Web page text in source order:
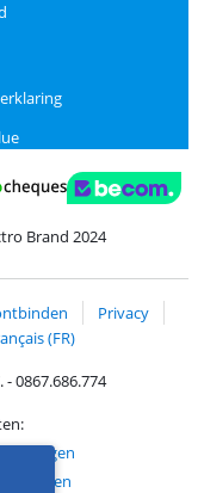
Brand 2024
Privacy
(FR)
0867.686.774